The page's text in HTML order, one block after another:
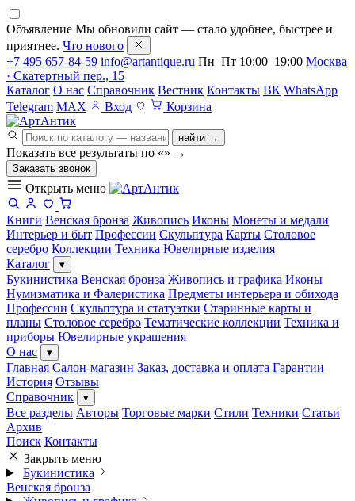
Объявление Мы обновили сайт — стало удобнее, быстрее и
приятнее. Что нового
+7 495 657-84-59 info@artantique.ru Пн–Пт 10:00–19:00 Москва
· Скатертный пер., 15
Каталог О нас Справочник Вестник Контакты ВК WhatsApp
Telegram MAX Вход Корзина
найти →
Показать все результаты по «» →
Заказать звонок
Открыть меню
Книги Венская бронза Живопись Иконы Монеты и медали
Интерьер и быт Профессии Скульптура Карты Столовое
серебро Коллекции Техника Ювелирные изделия
Каталог
▾
Букинистика Венская бронза Живопись и графика Иконы
Нумизматика и Фалеристика Предметы интерьера и обихода
Профессии Скульптура и статуэтки Старинные карты и
планы Столовое серебро Тематические коллекции Техника и
приборы Ювелирные украшения
О нас
▾
Главная Салон-магазин Заказ, доставка и оплата Гарантии
История Отзывы
Справочник
▾
Все разделы Авторы Торговые марки Стили Техники Статьи
Архив
Поиск Контакты
Закрыть меню
Букинистика
Венская бронза